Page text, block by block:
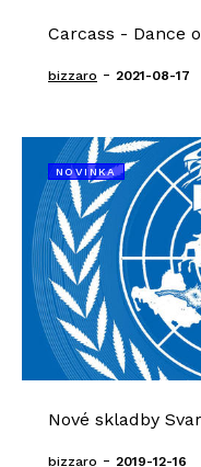
Carcass - Dance
bizzaro - 2021-08-17
NOVINKA
Nové skladby
bizzaro - 2019-12-16